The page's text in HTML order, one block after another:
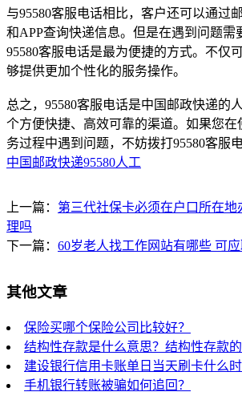
与95580客服电话相比，客户还可以通过
和APP查询快递信息。但是在遇到问题需
95580客服电话是最为便捷的方式。不仅
够提供更加个性化的服务操作。
总之，95580客服电话是中国邮政快递的
个方便快捷、高效可靠的渠道。如果您在
务过程中遇到问题，不妨拨打95580客服
中国邮政快递95580人工
上一篇： 第三代社保卡必须在户口所在地
理吗
下一篇： 60岁老人找工作网站有哪些 可
其他文章
保险买哪个保险公司比较好？
结构性存款是什么意思？结构性存款的
建设银行信用卡账单日当天刷卡什么时
手机银行转账被骗如何追回？